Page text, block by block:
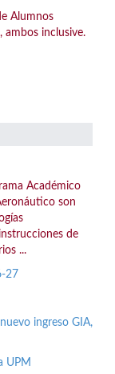
Alumnos
ambos inclusive.
Académico
son
de
...
27
ingreso GIA,
UPM